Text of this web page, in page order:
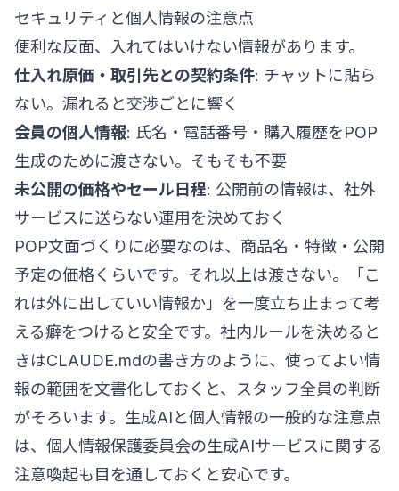
セキュリティと個人情報の注意点
便利な反面、入れてはいけない情報があります。
仕入れ原価・取引先との契約条件: チャットに貼ら
ない。漏れると交渉ごとに響く
会員の個人情報: 氏名・電話番号・購入履歴をPOP
生成のために渡さない。そもそも不要
未公開の価格やセール日程: 公開前の情報は、社外
サービスに送らない運用を決めておく
POP文面づくりに必要なのは、商品名・特徴・公開
予定の価格くらいです。それ以上は渡さない。「こ
れは外に出していい情報か」を一度立ち止まって考
える癖をつけると安全です。社内ルールを決めると
きはCLAUDE.mdの書き方のように、使ってよい情
報の範囲を文書化しておくと、スタッフ全員の判断
がそろいます。生成AIと個人情報の一般的な注意点
は、 個人情報保護委員会の生成AIサービスに関する
注意喚起も目を通しておくと安心です。